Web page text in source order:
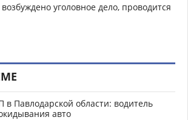
уголовное дело, проводится
в Павлодарской области: водитель
авто